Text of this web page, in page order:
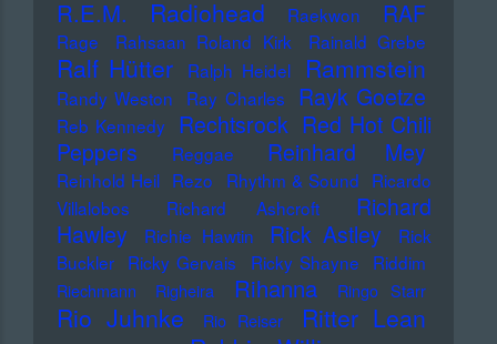
R.E.M. Radiohead Raekwon RAF
Rage Rahsaan Roland Kirk Rainald Grebe
Ralf Hütter Ralph Heidel Rammstein
Randy Weston Ray Charles Rayk Goetze
Reb Kennedy Rechtsrock Red Hot Chili
Peppers
Reggae Reinhard Mey
Reinhold Heil Rezo Rhythm & Sound Ricardo
Villalobos
Richard Ashcroft
Richard
Hawley
Richie Hawtin Rick Astley
Rick
Buckler
Ricky Gervais Ricky Shayne Riddim
Riechmann Righeira Rihanna Ringo Starr
Rio Juhnke Rio Reiser Ritter Lean